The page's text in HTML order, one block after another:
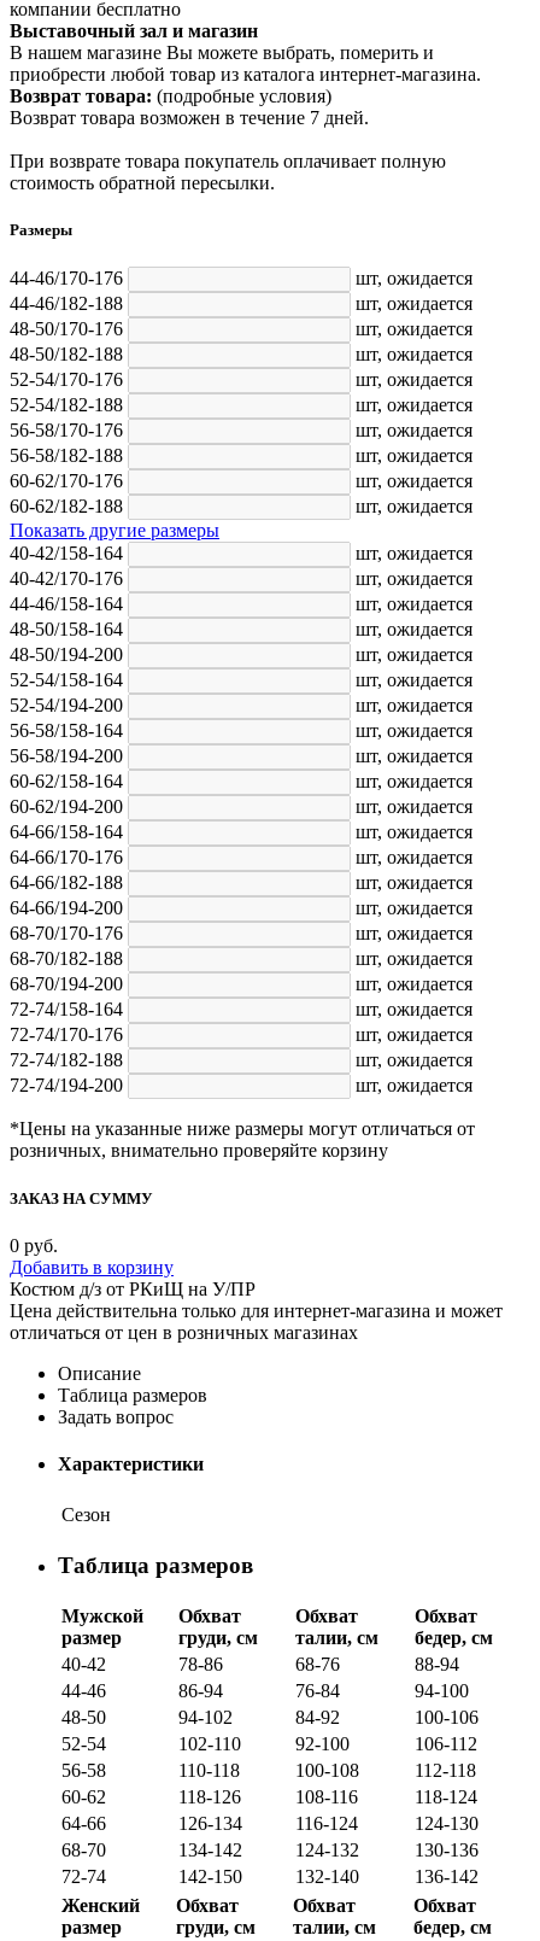
компании бесплатно
Выставочный зал и магазин
В нашем магазине Вы можете выбрать, померить и
приобрести любой товар из каталога интернет-магазина.
Возврат товара: (подробные условия)
Возврат товара возможен в течение 7 дней.
При возврате товара покупатель оплачивает полную
стоимость обратной пересылки.
Размеры
44-46/170-176 шт, ожидается
44-46/182-188
шт, ожидается
48-50/170-176
шт, ожидается
48-50/182-188
шт, ожидается
52-54/170-176
шт, ожидается
52-54/182-188
шт, ожидается
56-58/170-176
шт, ожидается
56-58/182-188
шт, ожидается
60-62/170-176
шт, ожидается
60-62/182-188
шт, ожидается
Показать другие размеры
40-42/158-164
шт, ожидается
40-42/170-176
шт, ожидается
44-46/158-164
шт, ожидается
48-50/158-164
шт, ожидается
48-50/194-200
шт, ожидается
52-54/158-164
шт, ожидается
52-54/194-200
шт, ожидается
56-58/158-164
шт, ожидается
56-58/194-200
шт, ожидается
60-62/158-164
шт, ожидается
60-62/194-200
шт, ожидается
64-66/158-164
шт, ожидается
64-66/170-176
шт, ожидается
64-66/182-188
шт, ожидается
64-66/194-200
шт, ожидается
68-70/170-176
шт, ожидается
68-70/182-188
шт, ожидается
68-70/194-200
шт, ожидается
72-74/158-164
шт, ожидается
72-74/170-176
шт, ожидается
72-74/182-188
шт, ожидается
72-74/194-200
шт, ожидается
*Цены на указанные ниже размеры могут отличаться от
розничных, внимательно проверяйте корзину
ЗАКАЗ НА СУММУ
0 руб.
Добавить в корзину
Костюм д/з от РКиЩ на У/ПР
Цена действительна только для интернет-магазина и может
отличаться от цен в розничных магазинах
Описание
Таблица размеров
Задать вопрос
Характеристики
Сезон
Таблица размеров
Мужской
размер
Обхват
груди, см
Обхват
талии, см
Обхват
бедер, см
40-42
78-86 68-76
88-94
44-46
86-94 76-84
94-100
48-50
94-102 84-92
100-106
52-54
102-110 92-100
106-112
56-58
110-118 100-108
112-118
60-62
118-126 108-116
118-124
64-66
126-134 116-124
124-130
68-70
134-142 124-132
130-136
72-74
142-150 132-140
136-142
Женский
размер
Обхват
груди, см
Обхват
талии, см
Обхват
бедер, см